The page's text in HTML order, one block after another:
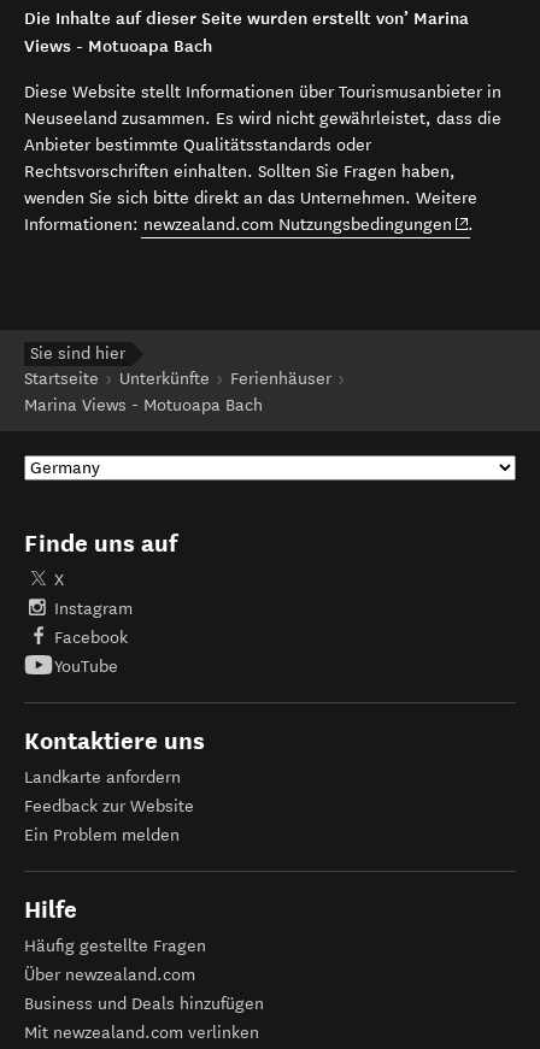
Die Inhalte auf dieser Seite wurden erstellt von’ Marina
Views - Motuoapa Bach
Diese Website stellt Informationen über Tourismusanbieter in
Neuseeland zusammen. Es wird nicht gewährleistet, dass die
Anbieter bestimmte Qualitätsstandards oder
Rechtsvorschriften einhalten. Sollten Sie Fragen haben,
wenden Sie sich bitte direkt an das Unternehmen. Weitere
Informationen: newzealand.com Nutzungsbedingungen (opens in
.
Sie sind hier
Startseite
Unterkünfte
Ferienhäuser
Marina Views - Motuoapa Bach
Finde uns auf
X
Instagram
Facebook
YouTube
Kontaktiere uns
Landkarte anfordern
Feedback zur Website
Ein Problem melden
Hilfe
Häufig gestellte Fragen
Über newzealand.com
Business und Deals hinzufügen
Mit newzealand.com verlinken